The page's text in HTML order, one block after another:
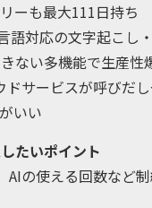
ーも最大111日持ち
語対応の文字起こし
ない多機能で生産性
ドサービスが呼びだ
いい
たいポイント
AIの使える回数など